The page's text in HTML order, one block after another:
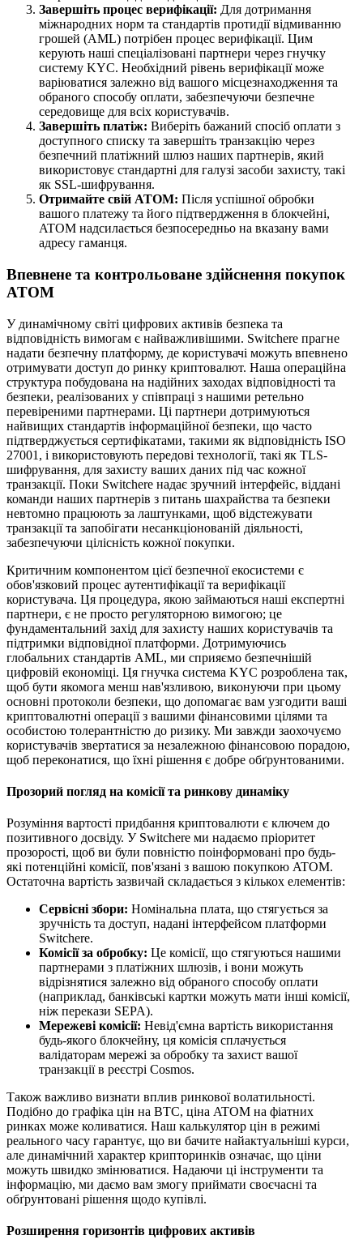
Завершіть процес верифікації: Для дотримання
міжнародних норм та стандартів протидії відмиванню
грошей (AML) потрібен процес верифікації. Цим
керують наші спеціалізовані партнери через гнучку
систему KYC. Необхідний рівень верифікації може
варіюватися залежно від вашого місцезнаходження та
обраного способу оплати, забезпечуючи безпечне
середовище для всіх користувачів.
Завершіть платіж: Виберіть бажаний спосіб оплати з
доступного списку та завершіть транзакцію через
безпечний платіжний шлюз наших партнерів, який
використовує стандартні для галузі засоби захисту, такі
як SSL-шифрування.
Отримайте свій ATOM: Після успішної обробки
вашого платежу та його підтвердження в блокчейні,
ATOM надсилається безпосередньо на вказану вами
адресу гаманця.
Впевнене та контрольоване здійснення покупок
ATOM
У динамічному світі цифрових активів безпека та
відповідність вимогам є найважливішими. Switchere прагне
надати безпечну платформу, де користувачі можуть впевнено
отримувати доступ до ринку криптовалют. Наша операційна
структура побудована на надійних заходах відповідності та
безпеки, реалізованих у співпраці з нашими ретельно
перевіреними партнерами. Ці партнери дотримуються
найвищих стандартів інформаційної безпеки, що часто
підтверджується сертифікатами, такими як відповідність ISO
27001, і використовують передові технології, такі як TLS-
шифрування, для захисту ваших даних під час кожної
транзакції. Поки Switchere надає зручний інтерфейс, віддані
команди наших партнерів з питань шахрайства та безпеки
невтомно працюють за лаштунками, щоб відстежувати
транзакції та запобігати несанкціонованій діяльності,
забезпечуючи цілісність кожної покупки.
Критичним компонентом цієї безпечної екосистеми є
обов'язковий процес аутентифікації та верифікації
користувача. Ця процедура, якою займаються наші експертні
партнери, є не просто регуляторною вимогою; це
фундаментальний захід для захисту наших користувачів та
підтримки відповідної платформи. Дотримуючись
глобальних стандартів AML, ми сприяємо безпечнішій
цифровій економіці. Ця гнучка система KYC розроблена так,
щоб бути якомога менш нав'язливою, виконуючи при цьому
основні протоколи безпеки, що допомагає вам узгодити ваші
криптовалютні операції з вашими фінансовими цілями та
особистою толерантністю до ризику. Ми завжди заохочуємо
користувачів звертатися за незалежною фінансовою порадою,
щоб переконатися, що їхні рішення є добре обґрунтованими.
Прозорий погляд на комісії та ринкову динаміку
Розуміння вартості придбання криптовалюти є ключем до
позитивного досвіду. У Switchere ми надаємо пріоритет
прозорості, щоб ви були повністю поінформовані про будь-
які потенційні комісії, пов'язані з вашою покупкою ATOM.
Остаточна вартість зазвичай складається з кількох елементів:
Сервісні збори: Номінальна плата, що стягується за
зручність та доступ, надані інтерфейсом платформи
Switchere.
Комісії за обробку: Це комісії, що стягуються нашими
партнерами з платіжних шлюзів, і вони можуть
відрізнятися залежно від обраного способу оплати
(наприклад, банківські картки можуть мати інші комісії,
ніж перекази SEPA).
Мережеві комісії: Невід'ємна вартість використання
будь-якого блокчейну, ця комісія сплачується
валідаторам мережі за обробку та захист вашої
транзакції в реєстрі Cosmos.
Також важливо визнати вплив ринкової волатильності.
Подібно до графіка цін на BTC, ціна ATOM на фіатних
ринках може коливатися. Наш калькулятор цін в режимі
реального часу гарантує, що ви бачите найактуальніші курси,
але динамічний характер крипторинків означає, що ціни
можуть швидко змінюватися. Надаючи ці інструменти та
інформацію, ми даємо вам змогу приймати своєчасні та
обґрунтовані рішення щодо купівлі.
Розширення горизонтів цифрових активів